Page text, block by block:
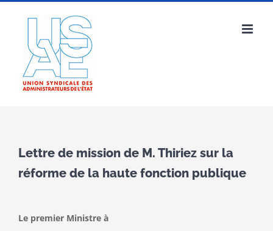
contenu
Lettre de mission de M. Thiriez sur la
réforme de la haute fonction publique
Le premier Ministre à